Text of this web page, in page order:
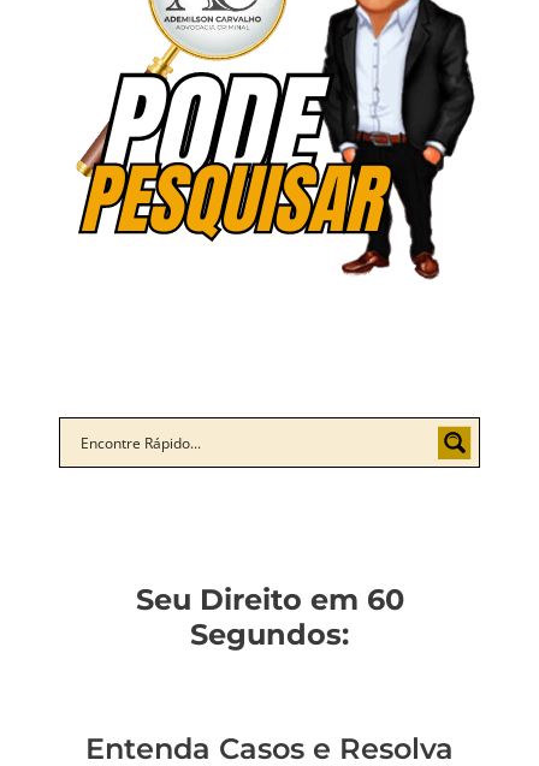
Seu Direito em 60
Segundos:
Entenda Casos e Resolva